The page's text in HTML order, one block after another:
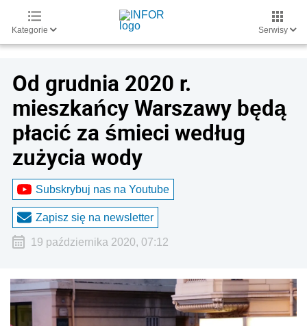
Kategorie Serwisy
Od grudnia 2020 r.
mieszkańcy Warszawy będą
płacić za śmieci według
zużycia wody
Subskrybuj nas na Youtube
Zapisz się na newsletter
19 października 2020, 07:12